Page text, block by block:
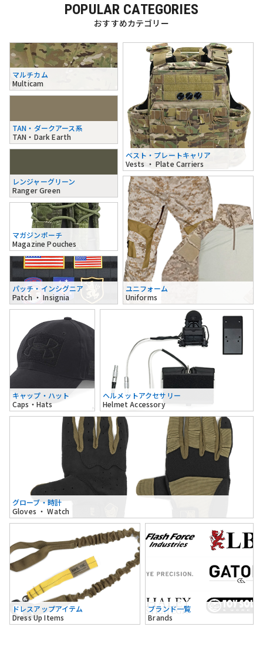
POPULAR CATEGORIES
おすすめカテゴリー
マルチカム
Multicam
TAN・ダークアース系
TAN・Dark Earth
レンジャーグリーン
Ranger Green
ベスト・プレートキャリア
Vests ・ Plate Carriers
マガジンポーチ
Magazine Pouches
パッチ・インシグニア
Patch ・ Insignia
ユニフォーム
Uniforms
キャップ・ハット
Caps・Hats
ヘルメットアクセサリー
Helmet Accessory
グローブ・時計
Gloves ・ Watch
ドレスアップアイテム
Dress Up Items
ブランド一覧
Brands